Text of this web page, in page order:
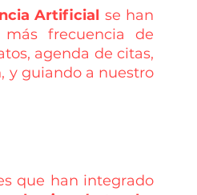
Artificial se han
más frecuencia de
agenda de citas,
y guiando a nuestro
que han integrado